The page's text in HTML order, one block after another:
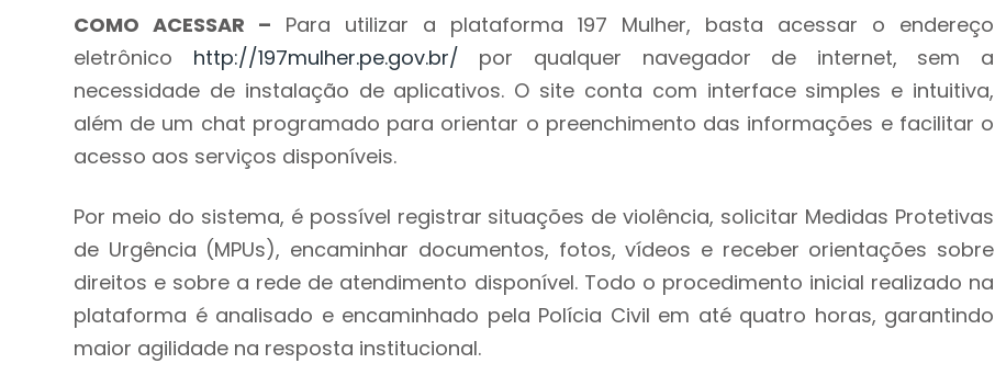
COMO ACESSAR – Para utilizar a plataforma 197 Mulher, basta acessar o endereço
eletrônico http://197mulher.pe.gov.br/ por qualquer navegador de internet, sem a
necessidade de instalação de aplicativos. O site conta com interface simples e intuitiva,
além de um chat programado para orientar o preenchimento das informações e facilitar o
acesso aos serviços disponíveis.
Por meio do sistema, é possível registrar situações de violência, solicitar Medidas Protetivas
de Urgência (MPUs), encaminhar documentos, fotos, vídeos e receber orientações sobre
direitos e sobre a rede de atendimento disponível. Todo o procedimento inicial realizado na
plataforma é analisado e encaminhado pela Polícia Civil em até quatro horas, garantindo
maior agilidade na resposta institucional.